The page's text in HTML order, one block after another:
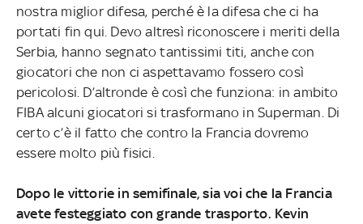
nostra miglior difesa, perché è la difesa che ci ha
portati fin qui. Devo altresì riconoscere i meriti della
Serbia, hanno segnato tantissimi titi, anche con
giocatori che non ci aspettavamo fossero così
pericolosi. D’altronde è così che funziona: in ambito
FIBA alcuni giocatori si trasformano in Superman. Di
certo c’è il fatto che contro la Francia dovremo
essere molto più fisici.
Dopo le vittorie in semifinale, sia voi che la Francia
avete festeggiato con grande trasporto. Kevin